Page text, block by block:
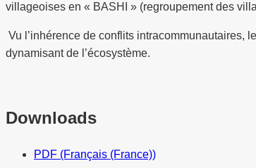
villageoises en « BASHI » (regroupement des
Vu l’inhérence de conflits intracommunautaires,
dynamisant de l’écosystème.
Downloads
PDF (Français (France))